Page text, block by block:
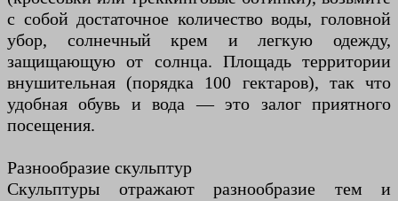
с собой достаточное количество воды, головной
убор, солнечный крем и легкую одежду,
защищающую от солнца. Площадь территории
внушительная (порядка 100 гектаров), так что
удобная обувь и вода — это залог приятного
посещения.
Разнообразие скульптур
Скульптуры отражают разнообразие тем и